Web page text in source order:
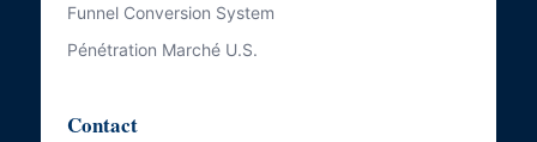
Funnel Conversion System
Pénétration Marché U.S.
Contact